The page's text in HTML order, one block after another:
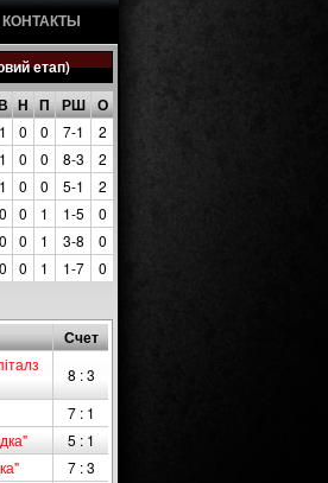
КОНТАКТЫ
етап)
Н П РШ О
1 0 0 7-1
2
1 0 0 8-3
2
1 0 0 5-1
2
0 0 1 1-5
0
0 0 1 3-8
0
0 0 1 1-7 0
Счет
8 : 3
7 : 1
5 : 1
7 : 3